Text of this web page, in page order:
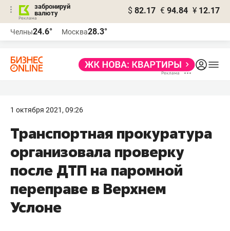
забронируй
валюту
$ 82.17 € 94.84 ¥ 12.17
Челны24.6° Москва28.3°
1 октября 2021, 09:26
Транспортная прокуратура
организовала проверку
после ДТП на паромной
переправе в Верхнем
Услоне